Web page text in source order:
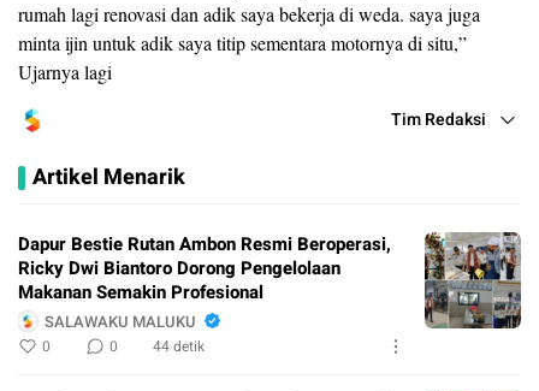
rumah lagi renovasi dan adik saya bekerja di weda. saya juga
minta ijin untuk adik saya titip sementara motornya di situ,”
Ujarnya lagi
Tim Redaksi
Artikel Menarik
Dapur Bestie Rutan Ambon Resmi Beroperasi,
Ricky Dwi Biantoro Dorong Pengelolaan
Makanan Semakin Profesional
SALAWAKU MALUKU
0 0 44 detik